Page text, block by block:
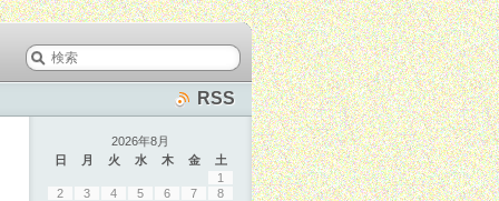
RSS
2026年8月
日
月 火 水 木 金
土
1
2
3 4 5 6 7
8